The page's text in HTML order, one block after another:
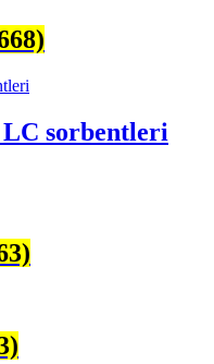
sorbentleri